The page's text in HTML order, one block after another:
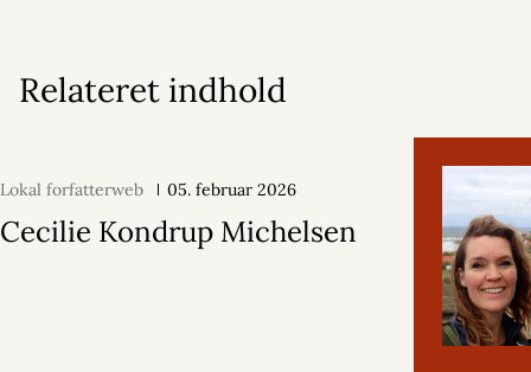
Relateret indhold
Lokal forfatterweb 05. februar 2026
Cecilie Kondrup Michelsen